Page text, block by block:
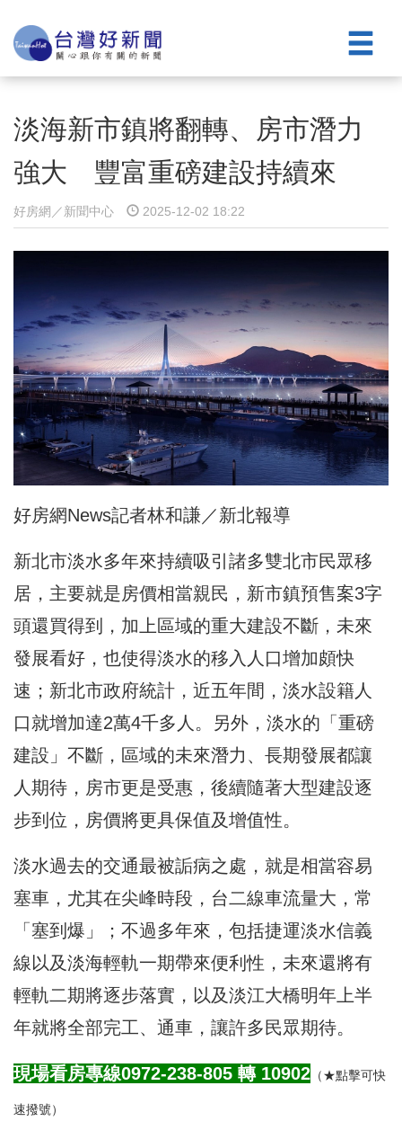
淡海新市鎮將翻轉、房市潛力
強大 豐富重磅建設持續來
好房網／新聞中心 2025-12-02 18:22
好房網News記者林和謙／新北報導
新北市淡水多年來持續吸引諸多雙北市民眾移
居，主要就是房價相當親民，新市鎮預售案3字
頭還買得到，加上區域的重大建設不斷，未來
發展看好，也使得淡水的移入人口增加頗快
速；新北市政府統計，近五年間，淡水設籍人
口就增加達2萬4千多人。另外，淡水的「重磅
建設」不斷，區域的未來潛力、長期發展都讓
人期待，房市更是受惠，後續隨著大型建設逐
步到位，房價將更具保值及增值性。
淡水過去的交通最被詬病之處，就是相當容易
塞車，尤其在尖峰時段，台二線車流量大，常
「塞到爆」；不過多年來，包括捷運淡水信義
線以及淡海輕軌一期帶來便利性，未來還將有
輕軌二期將逐步落實，以及淡江大橋明年上半
年就將全部完工、通車，讓許多民眾期待。
現場看房專線0972-238-805 轉 10902 （★點擊可快
速撥號）